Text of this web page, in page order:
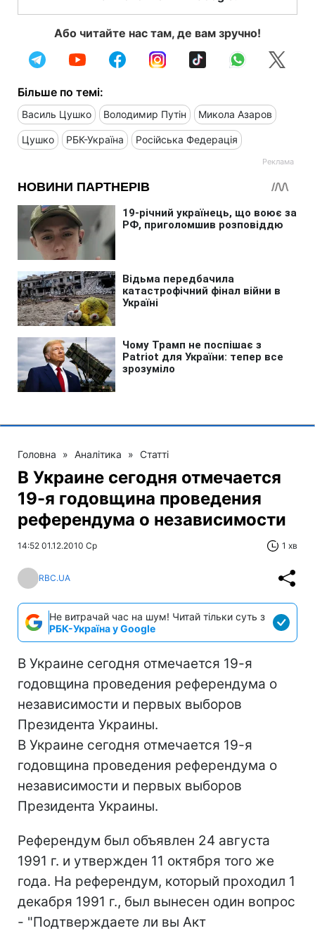
Або читайте нас там, де вам зручно!
Більше по темі:
Василь Цушко Володимир Путін Микола Азаров
Цушко РБК-Україна Російська Федерація
Головна » Аналітика » Статті
В Украине сегодня отмечается
19-я годовщина проведения
референдума о независимости
14:52 01.12.2010 Ср 1 хв
RBC.UA
Не витрачай час на шум! Читай тільки суть з
РБК-Україна у Google
В Украине сегодня отмечается 19-я
годовщина проведения референдума о
независимости и первых выборов
Президента Украины.
В Украине сегодня отмечается 19-я
годовщина проведения референдума о
независимости и первых выборов
Президента Украины.
Референдум был объявлен 24 августа
1991 г. и утвержден 11 октября того же
года. На референдум, который проходил 1
декабря 1991 г., был вынесен один вопрос
- "Подтверждаете ли вы Акт